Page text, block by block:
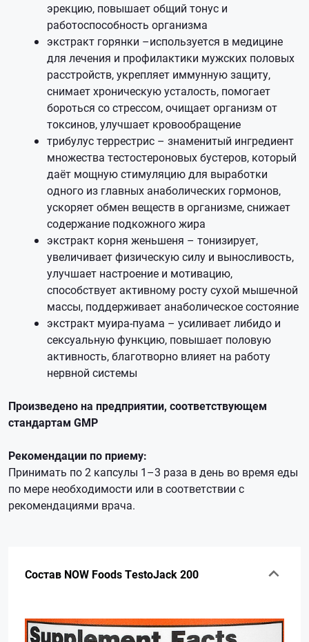
эрекцию, повышает общий тонус и
работоспособность организма
экстракт горянки –используется в медицине
для лечения и профилактики мужских половых
расстройств, укрепляет иммунную защиту,
снимает хроническую усталость, помогает
бороться со стрессом, очищает организм от
токсинов, улучшает кровообращение
трибулус террестрис – знаменитый ингредиент
множества тестостероновых бустеров, который
даёт мощную стимуляцию для выработки
одного из главных анаболических гормонов,
ускоряет обмен веществ в организме, снижает
содержание подкожного жира
экстракт корня женьшеня – тонизирует,
увеличивает физическую силу и выносливость,
улучшает настроение и мотивацию,
способствует активному росту сухой мышечной
массы, поддерживает анаболическое состояние
экстракт муира-пуама – усиливает либидо и
сексуальную функцию, повышает половую
активность, благотворно влияет на работу
нервной системы
Произведено на предприятии, соответствующем
стандартам GMP
Рекомендации по приему:
Принимать по 2 капсулы 1–3 раза в день во время еды
по мере необходимости или в соответствии с
рекомендациями врача.
Состав NOW Foods TestoJack 200